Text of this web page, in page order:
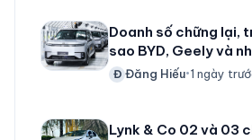
Doanh số chững lại,
sao BYD, Geely và
Trung Quốc tăng tốc
Đ Đăng Hiếu•1 ngày
Lynk & Co 02 và 03